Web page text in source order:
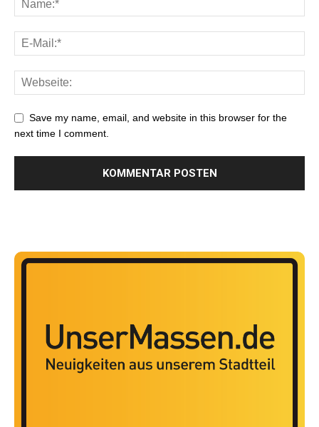
Save my name, email, and website in this browser for the
next time I comment.